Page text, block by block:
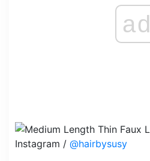
ad
Instagram / @hairbysusy